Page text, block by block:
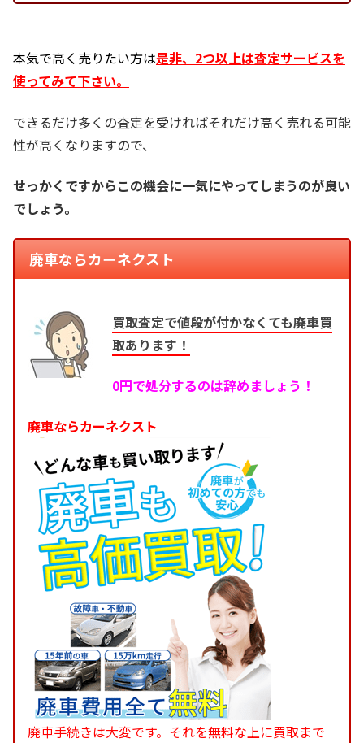
本気で高く売りたい方は是非、2つ以上は査定サービスを
使ってみて下さい。
できるだけ多くの査定を受ければそれだけ高く売れる可能
性が高くなりますので、
せっかくですからこの機会に一気にやってしまうのが良い
でしょう。
廃車ならカーネクスト
買取査定で値段が付かなくても廃車買
取あります！
0円で処分するのは辞めましょう！
廃車ならカーネクスト
廃車手続きは大変です。それを無料な上に買取まで